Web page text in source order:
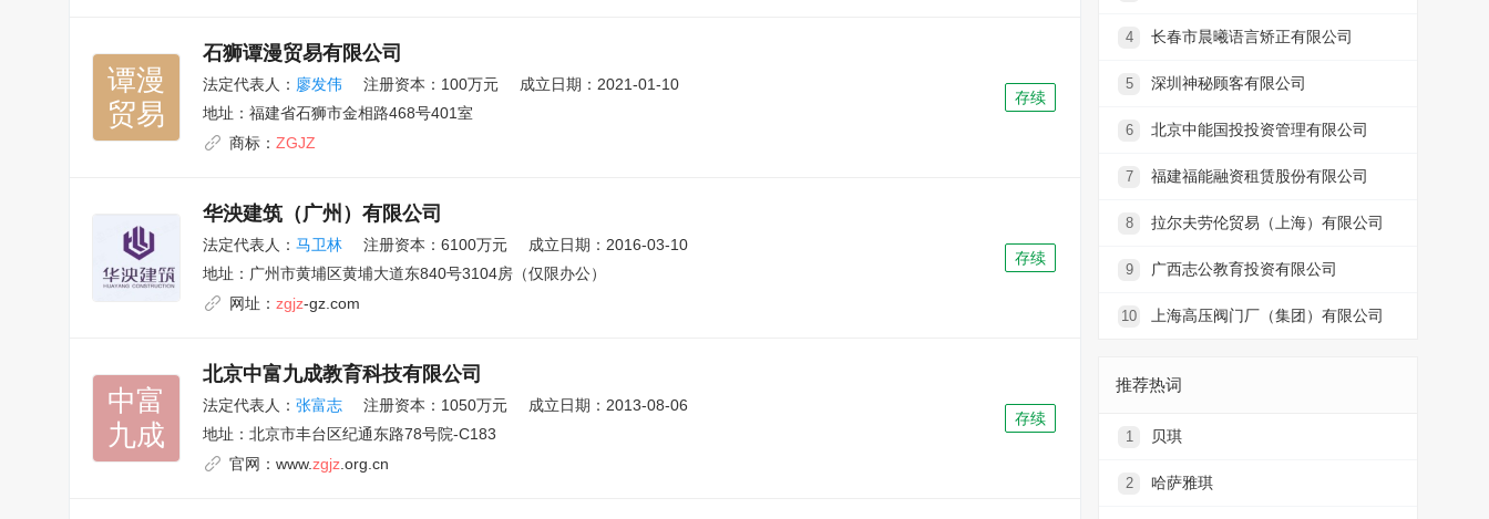
谭漫
贸易
石狮谭漫贸易有限公司
法定代表人： 廖发伟 注册资本：100万元
成立日期：2021-01-10
地址： 福建省石狮市金相路468号401室
商标： ZGJZ
存续
华泱建筑（广州）有限公司
法定代表人： 马卫林 注册资本：6100万元
成立日期：2016-03-10
地址： 广州市黄埔区黄埔大道东840号3104房（仅限办公）
网址： zgjz-gz.com
存续
中富
九成
北京中富九成教育科技有限公司
法定代表人： 张富志 注册资本：1050万元
成立日期：2013-08-06
地址： 北京市丰台区纪通东路78号院-C183
官网： www.zgjz .org.cn
存续
4 长春市晨曦语言矫正有限公司
5 深圳神秘顾客有限公司
6 北京中能国投投资管理有限公司
7 福建福能融资租赁股份有限公司
8 拉尔夫劳伦贸易（上海）有限公司
9 广西志公教育投资有限公司
10 上海高压阀门厂（集团）有限公司
推荐热词
1 贝琪
2 哈萨雅琪